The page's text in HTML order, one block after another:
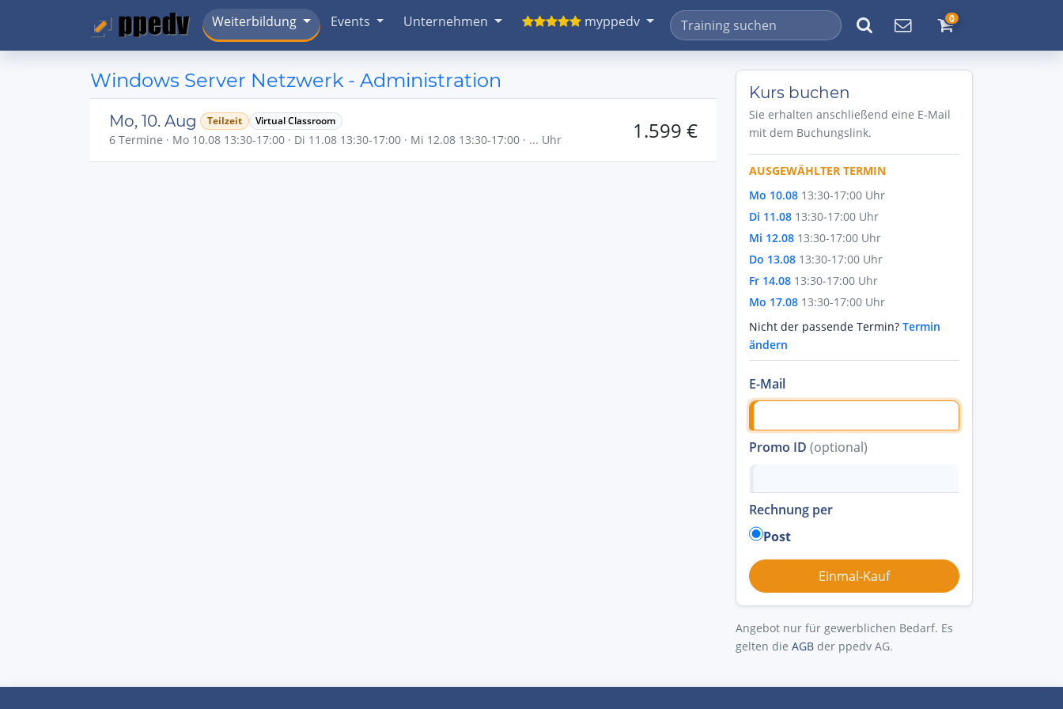
Weiterbildung Events Unternehmen myppedv 0
Windows Server Netzwerk - Administration
Mo, 10. Aug Teilzeit Virtual Classroom
6 Termine · Mo 10.08 13:30-17:00 · Di 11.08 13:30-17:00 · Mi 12.08 13:30-17:00 · ... Uhr 1.599 €
Kurs buchen
Sie erhalten anschließend eine E-Mail
mit dem Buchungslink.
AUSGEWÄHLTER TERMIN
Mo 10.08 13:30-17:00 Uhr
Di 11.08 13:30-17:00 Uhr
Mi 12.08 13:30-17:00 Uhr
Do 13.08 13:30-17:00 Uhr
Fr 14.08 13:30-17:00 Uhr
Mo 17.08 13:30-17:00 Uhr
Nicht der passende Termin? Termin
ändern
E-Mail
Promo ID (optional)
Rechnung per
Post
Angebot nur für gewerblichen Bedarf. Es
gelten die AGB der ppedv AG.